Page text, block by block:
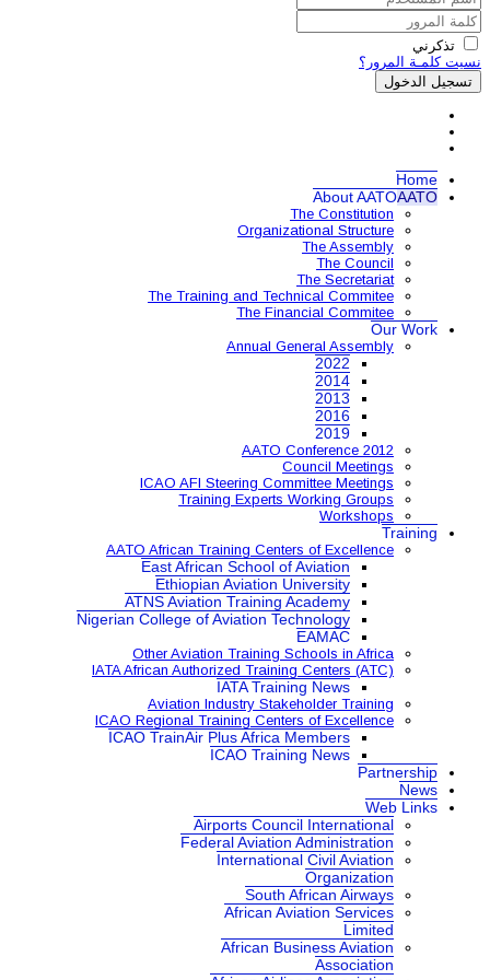
The Training and
ICAO AFI Steering
Training
AATO African Training
East African
ATNS Aviation
Nigerian College of Aviation
Other Aviation
IATA African Authorized
Aviation Industry
ICAO Regional Training
ICAO TrainAir Plus
Federal